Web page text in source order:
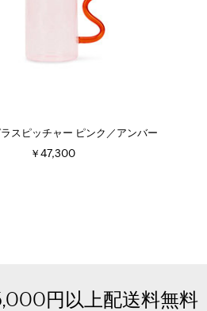
スピッチャー ピンク／アンバー
￥47,300
円以上配送料無料